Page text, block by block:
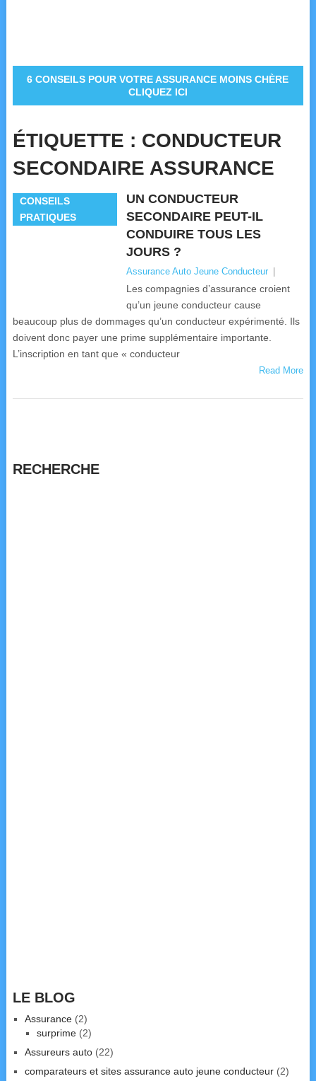
6 CONSEILS POUR VOTRE ASSURANCE MOINS CHÈRE
CLIQUEZ ICI
ÉTIQUETTE : CONDUCTEUR
SECONDAIRE ASSURANCE
CONSEILS
PRATIQUES
UN CONDUCTEUR
SECONDAIRE PEUT-IL
CONDUIRE TOUS LES
JOURS ?
Assurance Auto Jeune Conducteur
Les compagnies d’assurance croient
qu’un jeune conducteur cause
beaucoup plus de dommages qu’un conducteur expérimenté. Ils
doivent donc payer une prime supplémentaire importante.
L’inscription en tant que « conducteur
Read More
RECHERCHE
LE BLOG
Assurance(2)
surprime(2)
Assureurs auto(22)
comparateurs et sites assurance auto jeune conducteur(2)